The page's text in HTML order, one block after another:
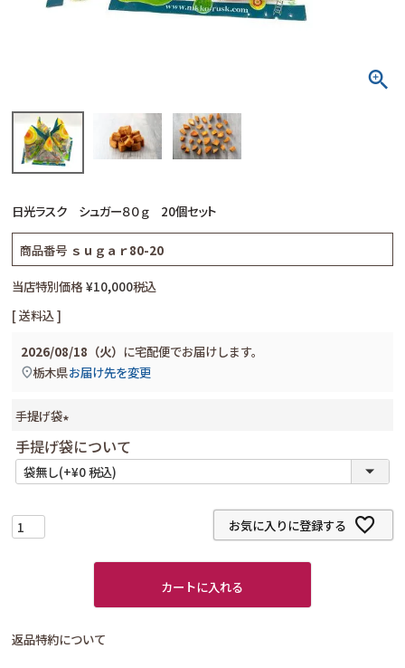
日光ラスク シュガー８０ｇ 20個セット
商品番号 ｓｕｇａｒ80-20
当店特別価格 ¥10,000税込
送料込
2026/08/18（火） に宅配便でお届けします。
栃木県お届け先を変更
手提げ袋
(
必
須
手提げ袋について
お気に入りに登録する
カートに入れる
返品特約について